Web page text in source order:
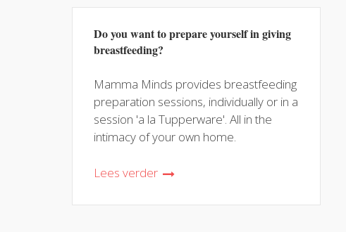
Do you want to prepare yourself in giving
breastfeeding?
Mamma Minds provides breastfeeding
preparation sessions, individually or in a
session 'a la Tupperware'. All in the
intimacy of your own home.
Lees verder